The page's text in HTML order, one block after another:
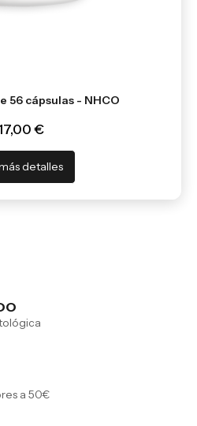
56 cápsulas - NHCO
€
detalles
a 50€